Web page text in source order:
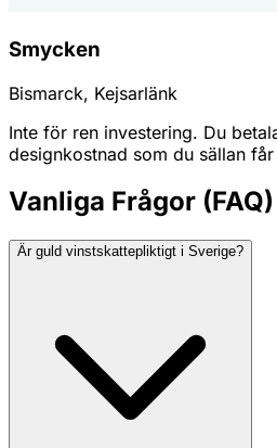
Smycken
Bismarck, Kejsarlänk
Inte för ren investering. Du
designkostnad som du sällan
Vanliga Frågor (FAQ)
Är guld vinstskattepliktigt i Sverige?